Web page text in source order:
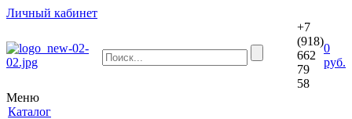
Личный кабинет
+7
(918)
662
79
58
0
руб.
Меню
Каталог